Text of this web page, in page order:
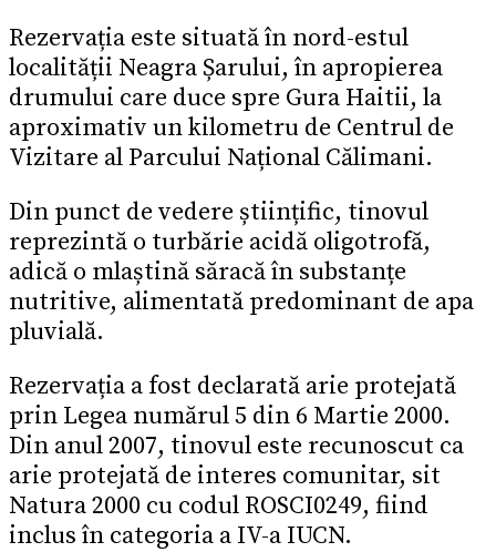
Rezervația este situată în nord-estul
localității Neagra Șarului, în apropierea
drumului care duce spre Gura Haitii, la
aproximativ un kilometru de Centrul de
Vizitare al Parcului Național Călimani.
Din punct de vedere științific, tinovul
reprezintă o turbărie acidă oligotrofă,
adică o mlaștină săracă în substanțe
nutritive, alimentată predominant de apa
pluvială.
Rezervația a fost declarată arie protejată
prin Legea numărul 5 din 6 Martie 2000.
Din anul 2007, tinovul este recunoscut ca
arie protejată de interes comunitar, sit
Natura 2000 cu codul ROSCI0249, fiind
inclus în categoria a IV-a IUCN.